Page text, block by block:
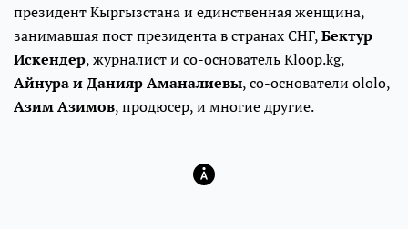
президент Кыргызстана и единственная женщина,
занимавшая пост президента в странах СНГ,Бектур
Искендер, журналист и со-основатель Kloop.kg,
Айнура иДанияр Аманалиевы, со-основатели ololo,
Азим Азимов, продюсер, и многие другие.